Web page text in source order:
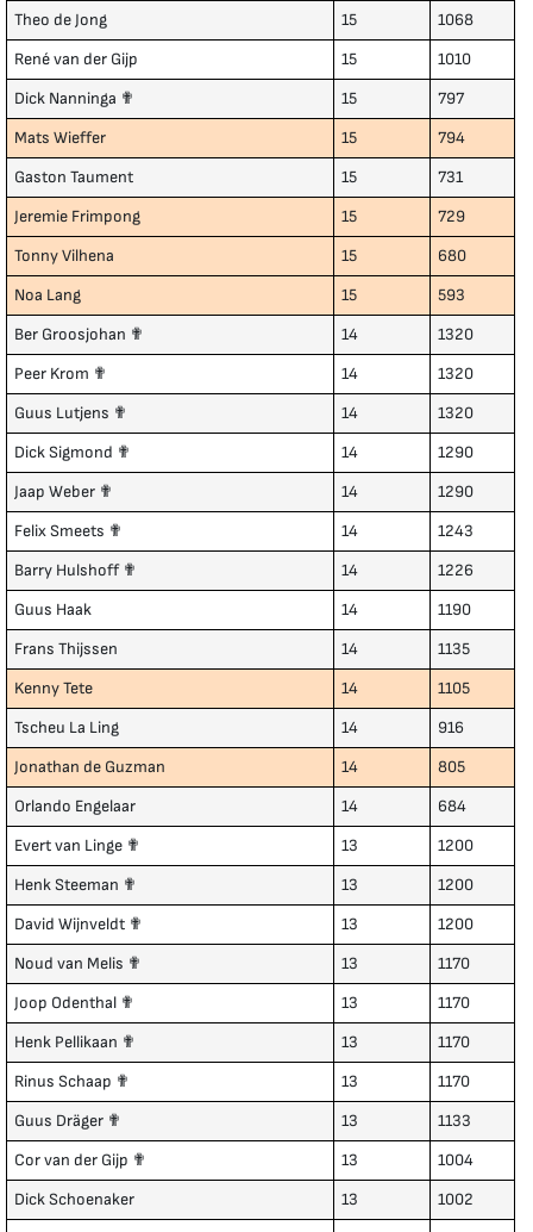
Theo de Jong
15
1068
René van der Gijp
15
1010
Dick Nanninga ✟
15
797
Mats Wieffer
15
794
Gaston Taument
15
731
Jeremie Frimpong
15
729
Tonny Vilhena
15
680
Noa Lang
15
593
Ber Groosjohan ✟
14
1320
Peer Krom ✟
14
1320
Guus Lutjens ✟
14
1320
Dick Sigmond ✟
14
1290
Jaap Weber ✟
14
1290
Felix Smeets ✟
14
1243
Barry Hulshoff ✟
14
1226
Guus Haak
14
1190
Frans Thijssen
14
1135
Kenny Tete
14
1105
Tscheu La Ling
14
916
Jonathan de Guzman
14
805
Orlando Engelaar
14
684
Evert van Linge ✟
13
1200
Henk Steeman ✟
13
1200
David Wijnveldt ✟
13
1200
Noud van Melis ✟
13
1170
Joop Odenthal ✟
13
1170
Henk Pellikaan ✟
13
1170
Rinus Schaap ✟
13
1170
Guus Dräger ✟
13
1133
Cor van der Gijp ✟
13
1004
Dick Schoenaker
13
1002